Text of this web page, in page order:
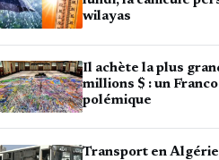
wilayas
Il achète la plus
millions $ : un
polémique
Transport en Algérie